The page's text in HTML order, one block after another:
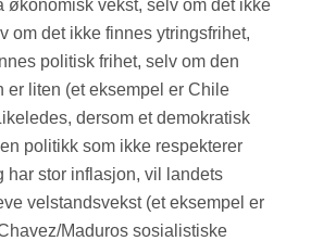
økonomisk vekst, selv om det ikke
om det ikke finnes ytringsfrihet,
politisk frihet, selv om den
er liten (et eksempel er Chile
dersom et demokratisk
politikk som ikke respekterer
har stor inflasjon, vil landets
velstandsvekst (et eksempel er
Maduros sosialistiske